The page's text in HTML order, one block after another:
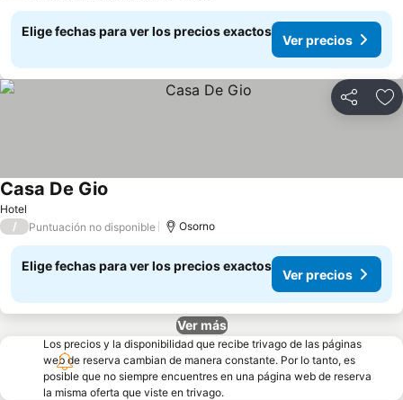
Elige fechas para ver los precios exactos
Ver precios
Compartir
Hotel
Casa De Gio
/ Puntuación no disponible Osorno
Elige fechas para ver los precios exactos
Ver precios
Ver más
Los precios y la disponibilidad que recibe trivago de las páginas
web de reserva cambian de manera constante. Por lo tanto, es
posible que no siempre encuentres en una página web de reserva
la misma oferta que viste en trivago.